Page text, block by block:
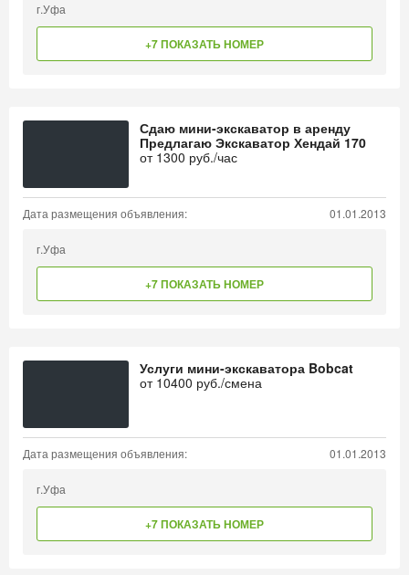
г.Уфа
+7 ПОКАЗАТЬ НОМЕР
Сдаю мини-экскаватор в аренду
Предлагаю Экскаватор Хендай 170
от 1300 руб./час
Дата размещения объявления: 01.01.2013
г.Уфа
+7 ПОКАЗАТЬ НОМЕР
Услуги мини-экскаватора Bobcat
от 10400 руб./смена
Дата размещения объявления: 01.01.2013
г.Уфа
+7 ПОКАЗАТЬ НОМЕР